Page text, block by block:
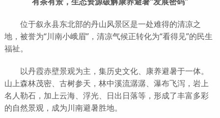
位于叙永县东北部的丹山风景区是一处难得的清凉之
地，被誉为“川南小峨眉”，清凉气候正转化为“看得见”的民生
福祉。
以丹霞赤壁景观为主，集历史文化、康养避暑于一体。
山上森林茂密、古树参天，林中溪流潺潺、瀑布飞泻，岩上
名人勒石，加上云海、浮光、日出日落等，形成了丰富多彩
的自然景观，成为川南避暑胜地。